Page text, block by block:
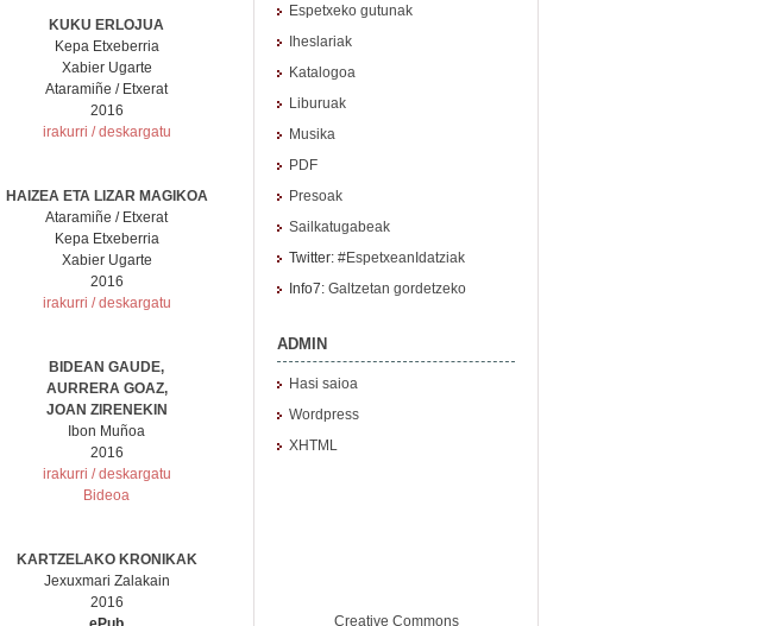
KUKU ERLOJUA
Kepa Etxeberria
Xabier Ugarte
Ataramiñe / Etxerat
2016
irakurri / deskargatu
HAIZEA ETA LIZAR MAGIKOA
Ataramiñe / Etxerat
Kepa Etxeberria
Xabier Ugarte
2016
irakurri / deskargatu
BIDEAN GAUDE,
AURRERA GOAZ,
JOAN ZIRENEKIN
Ibon Muñoa
2016
irakurri / deskargatu
Bideoa
KARTZELAKO KRONIKAK
Jexuxmari Zalakain
2016
Espetxeko gutunak
Iheslariak
Katalogoa
Liburuak
Musika
PDF
Presoak
Sailkatugabeak
Twitter: #EspetxeanIdatziak
Info7: Galtzetan gordetzeko
ADMIN
Hasi saioa
Wordpress
XHTML
Creative Commons